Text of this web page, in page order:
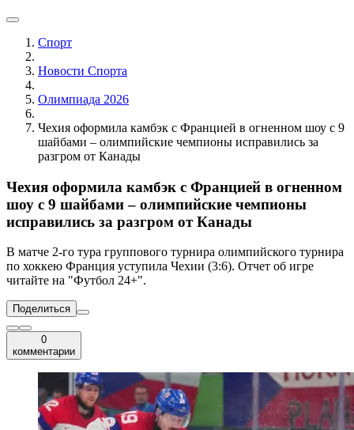
Спорт
Новости Cпорта
Олимпиада 2026
Чехия оформила камбэк с Францией в огненном шоу с 9
шайбами – олимпийские чемпионы исправились за
разгром от Канады
Чехия оформила камбэк с Францией в огненном
шоу с 9 шайбами – олимпийские чемпионы
исправились за разгром от Канады
В матче 2-го тура группового турнира олимпийского турнира
по хоккею Франция уступила Чехии (3:6). Отчет об игре
читайте на "Футбол 24+".
Поделиться
0
комментарии